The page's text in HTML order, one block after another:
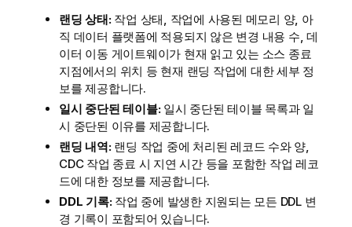
랜딩 상태:작업 상태, 작업에 사용된 메모리 양, 아
직 데이터 플랫폼에 적용되지 않은 변경 내용 수, 데
이터 이동 게이트웨이가 현재 읽고 있는 소스 종료
지점에서의 위치 등 현재 랜딩 작업에 대한 세부 정
보를 제공합니다.
일시 중단된 테이블:일시 중단된 테이블 목록과 일
시 중단된 이유를 제공합니다.
랜딩 내역:랜딩 작업 중에 처리된 레코드 수와 양,
CDC 작업 종료 시 지연 시간 등을 포함한 작업 레코
드에 대한 정보를 제공합니다.
DDL 기록:작업 중에 발생한 지원되는 모든 DDL 변
경 기록이 포함되어 있습니다.